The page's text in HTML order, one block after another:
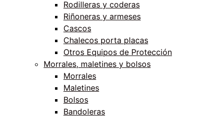
Rodilleras y coderas
Riñoneras y armeses
Cascos
Chalecos porta placas
Otros Equipos de Protección
Morrales, maletines y bolsos
Morrales
Maletines
Bolsos
Bandoleras